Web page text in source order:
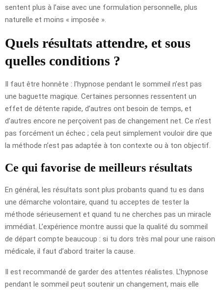
sentent plus à l’aise avec une formulation personnelle, plus
naturelle et moins « imposée ».
Quels résultats attendre, et sous
quelles conditions ?
Il faut être honnête : l’hypnose pendant le sommeil n’est pas
une baguette magique. Certaines personnes ressentent un
effet de détente rapide, d’autres ont besoin de temps, et
d’autres encore ne perçoivent pas de changement net. Ce n’est
pas forcément un échec ; cela peut simplement vouloir dire que
la méthode n’est pas adaptée à ton contexte ou à ton objectif.
Ce qui favorise de meilleurs résultats
En général, les résultats sont plus probants quand tu es dans
une démarche volontaire, quand tu acceptes de tester la
méthode sérieusement et quand tu ne cherches pas un miracle
immédiat. L’expérience montre aussi que la qualité du sommeil
de départ compte beaucoup : si tu dors très mal pour une raison
médicale, il faut d’abord traiter la cause.
Il est recommandé de garder des attentes réalistes. L’hypnose
pendant le sommeil peut soutenir un changement, mais elle